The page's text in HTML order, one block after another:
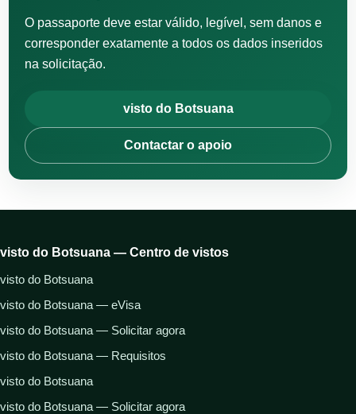
O passaporte deve estar válido, legível, sem danos e
corresponder exatamente a todos os dados inseridos
na solicitação.
visto do Botsuana
Contactar o apoio
visto do Botsuana — Centro de vistos
visto do Botsuana
visto do Botsuana — eVisa
visto do Botsuana — Solicitar agora
visto do Botsuana — Requisitos
visto do Botsuana
visto do Botsuana — Solicitar agora